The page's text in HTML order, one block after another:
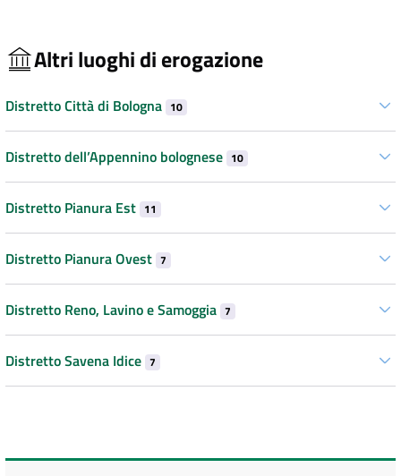
Altri luoghi di erogazione
Distretto Città di Bologna 10
Distretto dell’Appennino bolognese 10
Distretto Pianura Est 11
Distretto Pianura Ovest 7
Distretto Reno, Lavino e Samoggia 7
Distretto Savena Idice 7